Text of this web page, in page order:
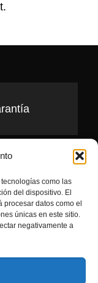
como las
del dispositivo. El
datos como el
únicas en este sitio.
negativamente a